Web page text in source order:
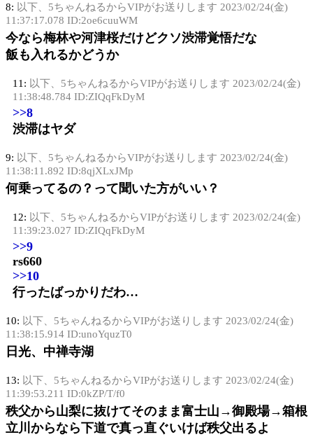
8: 以下、5ちゃんねるからVIPがお送りします 2023/02/24(金)
11:37:17.078 ID:2oe6cuuWM
今なら梅林や河津桜だけどクソ渋滞覚悟だな
飯も入れるかどうか
11: 以下、5ちゃんねるからVIPがお送りします 2023/02/24(金)
11:38:48.784 ID:ZIQqFkDyM
>>8
渋滞はヤダ
9: 以下、5ちゃんねるからVIPがお送りします 2023/02/24(金)
11:38:11.892 ID:8qjXLxJMp
何乗ってるの？って聞いた方がいい？
12: 以下、5ちゃんねるからVIPがお送りします 2023/02/24(金)
11:39:23.027 ID:ZIQqFkDyM
>>9
rs660
>>10
行ったばっかりだわ…
10: 以下、5ちゃんねるからVIPがお送りします 2023/02/24(金)
11:38:15.914 ID:unoYquzT0
日光、中禅寺湖
13: 以下、5ちゃんねるからVIPがお送りします 2023/02/24(金)
11:39:53.211 ID:0kZP/T/f0
秩父から山梨に抜けてそのまま富士山→御殿場→箱根
立川からなら下道で真っ直ぐいけば秩父出るよ